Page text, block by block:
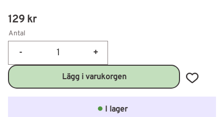
129 kr
Antal
+
-
Lägg till
I lager